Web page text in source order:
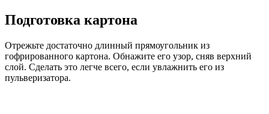
Подготовка картона
Отрежьте достаточно длинный прямоугольник из
гофрированного картона. Обнажите его узор, сняв верхний
слой. Сделать это легче всего, если увлажнить его из
пульверизатора.